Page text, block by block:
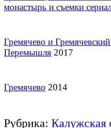
монастырь и съемки
Гремячево и
Перемышля 2017
Гремячево 2014
Рубрика: Калужская